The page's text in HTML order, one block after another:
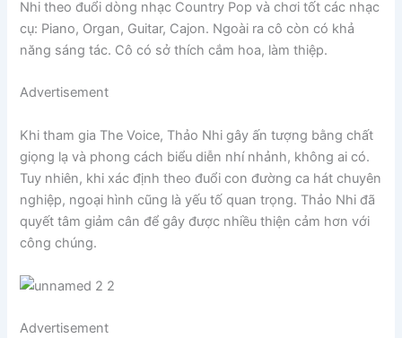
Nhi theo đuổi dòng nhạc Country Pop và chơi tốt các nhạc
cụ: Piano, Organ, Guitar, Cajon. Ngoài ra cô còn có khả
năng sáng tác. Cô có sở thích cắm hoa, làm thiệp.
Advertisement
Khi tham gia The Voice, Thảo Nhi gây ấn tượng bằng chất
giọng lạ và phong cách biểu diễn nhí nhảnh, không ai có.
Tuy nhiên, khi xác định theo đuổi con đường ca hát chuyên
nghiệp, ngoại hình cũng là yếu tố quan trọng. Thảo Nhi đã
quyết tâm giảm cân để gây được nhiều thiện cảm hơn với
công chúng.
Advertisement